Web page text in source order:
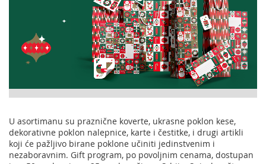
U asortimanu su praznične koverte, ukrasne poklon kese,
dekorativne poklon nalepnice, karte i čestitke, i drugi artikli
koji će pažljivo birane poklone učiniti jedinstvenim i
nezaboravnim. Gift program, po povoljnim cenama, dostupan